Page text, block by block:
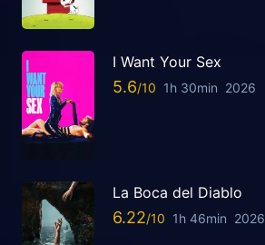
I Want Your Sex
5.6 1h 30min 2026
La Boca del Diablo
6.22 1h 46min 2026